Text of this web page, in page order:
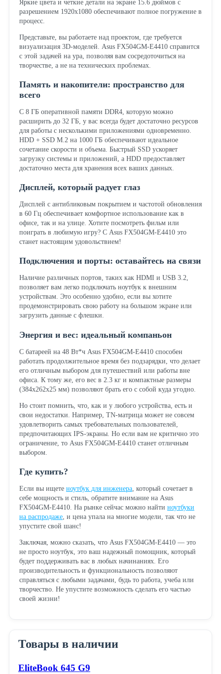
Яркие цвета и четкие детали на экране 15.6 дюймов с
разрешением 1920x1080 обеспечивают полное погружение в
процесс.
Представьте, вы работаете над проектом, где требуется
визуализация 3D-моделей. Asus FX504GM-E4410 справится
с этой задачей на ура, позволяя вам сосредоточиться на
творчестве, а не на технических проблемах.
Память и накопители: пространство для
всего
С 8 ГБ оперативной памяти DDR4, которую можно
расширить до 32 ГБ, у вас всегда будет достаточно ресурсов
для работы с несколькими приложениями одновременно.
HDD + SSD M.2 на 1000 ГБ обеспечивают идеальное
сочетание скорости и объема. Быстрый SSD ускоряет
загрузку системы и приложений, а HDD предоставляет
достаточно места для хранения всех ваших данных.
Дисплей, который радует глаз
Дисплей с антибликовым покрытием и частотой обновления
в 60 Гц обеспечивает комфортное использование как в
офисе, так и на улице. Хотите посмотреть фильм или
поиграть в любимую игру? С Asus FX504GM-E4410 это
станет настоящим удовольствием!
Подключения и порты: оставайтесь на связи
Наличие различных портов, таких как HDMI и USB 3.2,
позволяет вам легко подключать ноутбук к внешним
устройствам. Это особенно удобно, если вы хотите
продемонстрировать свою работу на большом экране или
загрузить данные с флешки.
Энергия и вес: идеальный компаньон
С батареей на 48 Вт*ч Asus FX504GM-E4410 способен
работать продолжительное время без подзарядки, что делает
его отличным выбором для путешествий или работы вне
офиса. К тому же, его вес в 2.3 кг и компактные размеры
(384x262x25 мм) позволяют брать его с собой куда угодно.
Но стоит помнить, что, как и у любого устройства, есть и
свои недостатки. Например, TN-матрица может не совсем
удовлетворить самых требовательных пользователей,
предпочитающих IPS-экраны. Но если вам не критично это
ограничение, то Asus FX504GM-E4410 станет отличным
выбором.
Где купить?
Если вы ищете ноутбук для инженера, который сочетает в
себе мощность и стиль, обратите внимание на Asus
FX504GM-E4410. На рынке сейчас можно найти ноутбуки
на распродаже, и цена упала на многие модели, так что не
упустите свой шанс!
Заключая, можно сказать, что Asus FX504GM-E4410 — это
не просто ноутбук, это ваш надежный помощник, который
будет поддерживать вас в любых начинаниях. Его
производительность и функциональность позволяют
справляться с любыми задачами, будь то работа, учеба или
творчество. Не упустите возможность сделать его частью
своей жизни!
Товары в наличии
EliteBook 645 G9